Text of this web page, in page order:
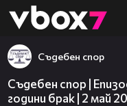
👾
Съдебен спор
Съдебен спор |
години брак | 2 май